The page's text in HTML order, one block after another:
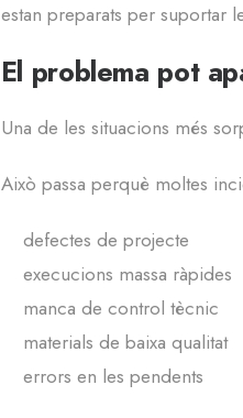
estan preparats per suportar
El problema pot
Una de les situacions més
Això passa perquè moltes
defectes de projecte
execucions massa ràpides
manca de control tècnic
materials de baixa qualitat
errors en les pendents